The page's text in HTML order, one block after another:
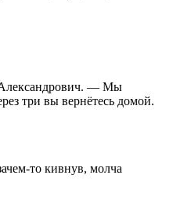
Александрович. — Мы
три вы вернётесь домой.
то кивнув, молча